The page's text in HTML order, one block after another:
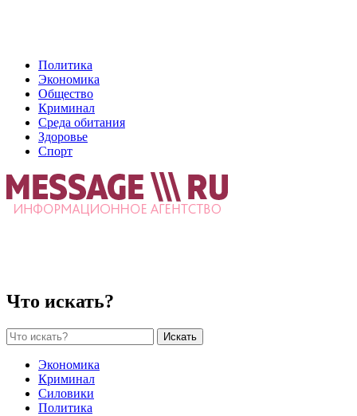
Политика
Экономика
Общество
Криминал
Среда обитания
Здоровье
Спорт
Что искать?
Искать
Экономика
Криминал
Силовики
Политика